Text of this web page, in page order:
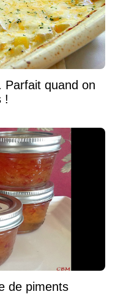
Parfait quand on
!
de piments